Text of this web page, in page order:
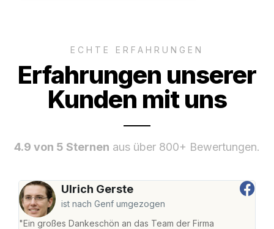
ECHTE ERFAHRUNGEN
Erfahrungen unserer
Kunden mit uns
4.9 von 5 Sternen aus über 800+ Bewertungen.
Ulrich Gerste
ist nach Genf umgezogen
"Ein großes Dankeschön an das Team der Firma